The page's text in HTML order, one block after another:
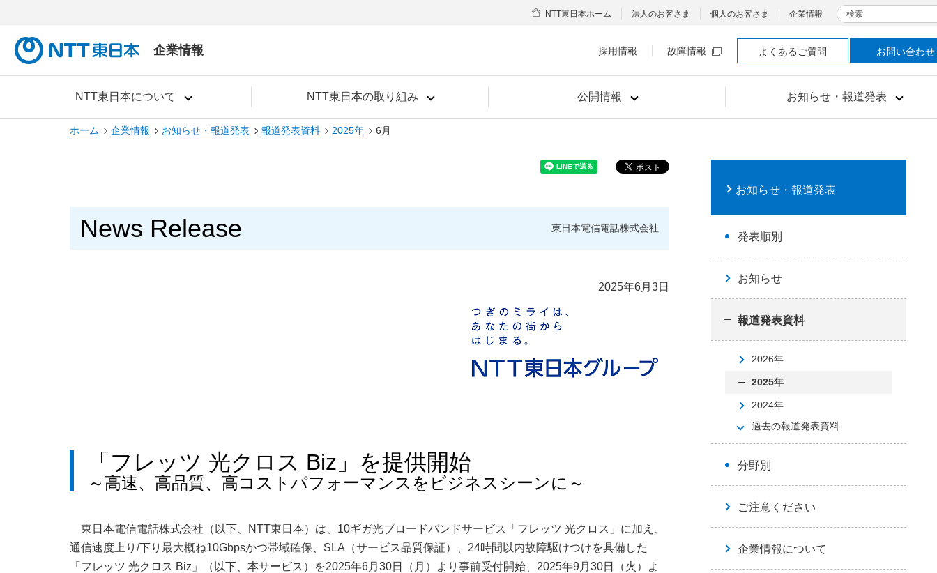
企業情報
NTT東日本について NTT東日本の取り組み 公開情報 お知らせ・報道発表
NTT東日本ホーム 法人のお客さま 個人のお客さま 企業情報 検索
採用情報 故障情報 よくあるご質問 お問い合わせ
ホーム 企業情報 お知らせ・報道発表 報道発表資料 2025年 6月
News Release 東日本電信電話株式会社
2025年6月3日
「フレッツ 光クロス Biz」を提供開始
～高速、高品質、高コストパフォーマンスをビジネスシーンに～
東日本電信電話株式会社（以下、NTT東日本）は、10ギガ光ブロードバンドサービス「フレッツ 光クロス」に加え、
通信速度上り/下り最大概ね10Gbpsかつ帯域確保、SLA（サービス品質保証）、24時間以内故障駆けつけを具備した
「フレッツ 光クロス Biz」（以下、本サービス）を2025年6月30日（月）より事前受付開始、2025年9月30日（火）よ
お知らせ・報道発表
発表順別
お知らせ
報道発表資料
2026年
2025年
2024年
過去の報道発表資料
分野別
ご注意ください
企業情報について